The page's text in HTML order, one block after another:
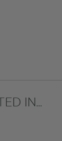
IN...